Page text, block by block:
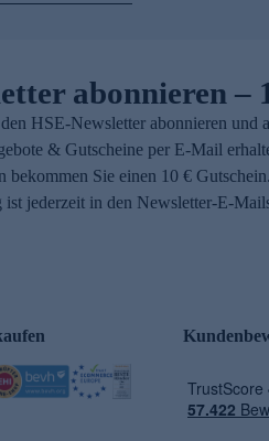
abonnieren –
HSE-Newsletter abonnieren und
& Gutscheine per E-Mail
bekommen Sie einen 10 €
ist jederzeit in den Newsletter-E-